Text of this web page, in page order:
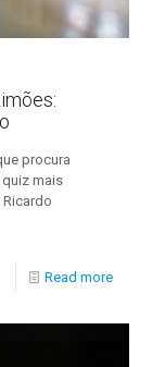
procura
quiz mais
Read more